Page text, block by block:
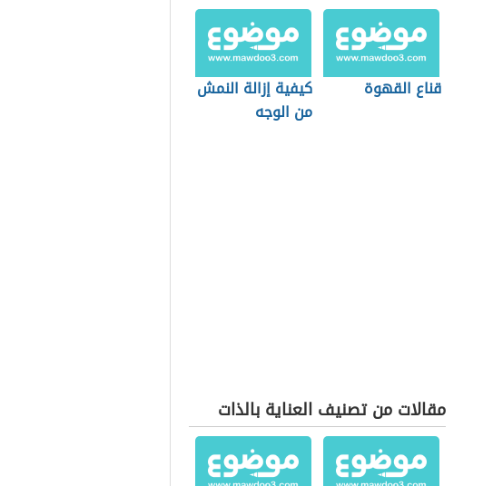
قناع القهوة
كيفية إزالة النمش
من الوجه
مقالات من تصنيف العناية بالذات